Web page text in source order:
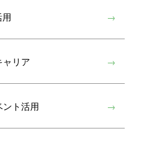
ャリア
ト活用